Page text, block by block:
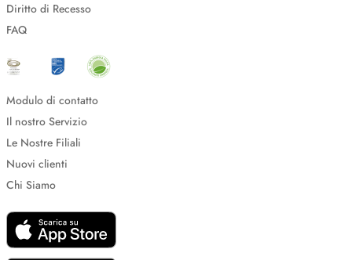
Diritto di Recesso
FAQ
Modulo di contatto
Il nostro Servizio
Le Nostre Filiali
Nuovi clienti
Chi Siamo